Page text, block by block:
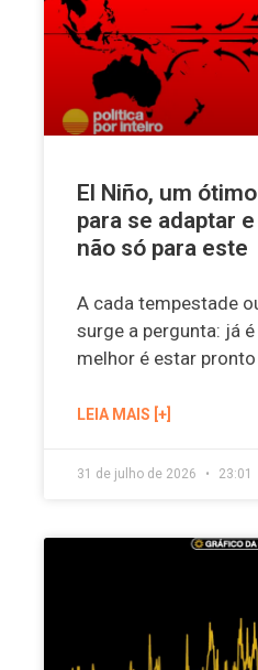
El Niño, um
para se adaptar
não só para este
A cada tempestade
surge a pergunta: já é
melhor é estar
LEIA MAIS [+]
31 de julho de 2026 23:01